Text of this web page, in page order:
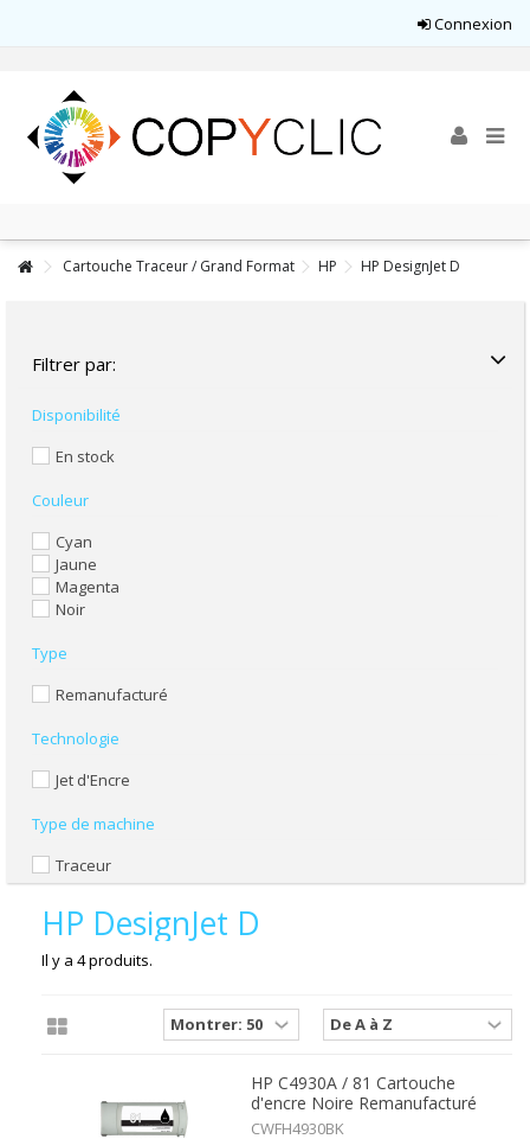
Connexion
Cartouche Traceur / Grand Format HP HP DesignJet D
Filtrer par:
Disponibilité
En stock
Couleur
Cyan
Jaune
Magenta
Noir
Type
Remanufacturé
Technologie
Jet d'Encre
Type de machine
Traceur
HP DesignJet D
Il y a 4 produits.
HP C4930A / 81 Cartouche
d'encre Noire Remanufacturé
CWFH4930BK